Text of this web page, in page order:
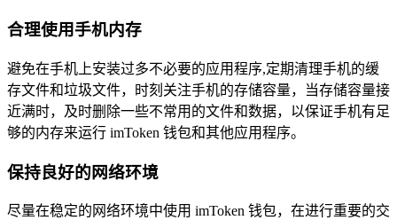
合理使用手机内存
避免在手机上安装过多不必要的应用程序,定期清理手机的缓
存文件和垃圾文件，时刻关注手机的存储容量，当存储容量接
近满时，及时删除一些不常用的文件和数据，以保证手机有足
够的内存来运行 imToken 钱包和其他应用程序。
保持良好的网络环境
尽量在稳定的网络环境中使用 imToken 钱包，在进行重要的交